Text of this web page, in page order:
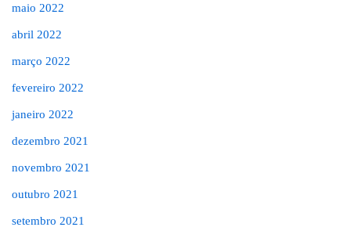
maio 2022
abril 2022
março 2022
fevereiro 2022
janeiro 2022
dezembro 2021
novembro 2021
outubro 2021
setembro 2021